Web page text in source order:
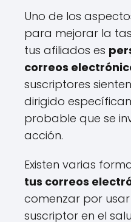
Uno de los
para mejorar la
tus afiliados es
correos
suscriptores
dirigido
probable que se
acción.
Existen varias
tus correos
comenzar por
suscriptor en el